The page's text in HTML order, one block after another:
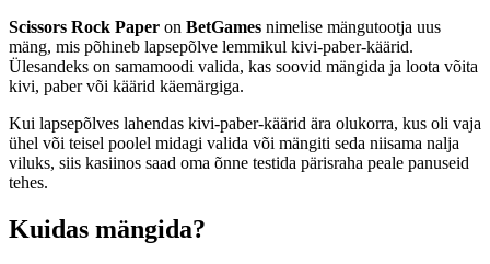
Scissors Rock Paper on BetGames nimelise mängutootja uus
mäng, mis põhineb lapsepõlve lemmikul kivi-paber-käärid.
Ülesandeks on samamoodi valida, kas soovid mängida ja loota võita
kivi, paber või käärid käemärgiga.
Kui lapsepõlves lahendas kivi-paber-käärid ära olukorra, kus oli vaja
ühel või teisel poolel midagi valida või mängiti seda niisama nalja
viluks, siis kasiinos saad oma õnne testida pärisraha peale panuseid
tehes.
Kuidas mängida?